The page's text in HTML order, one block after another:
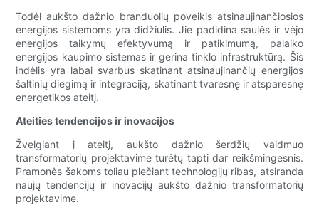
Todėl aukšto dažnio branduolių poveikis atsinaujinančiosios
energijos sistemoms yra didžiulis. Jie padidina saulės ir vėjo
energijos taikymų efektyvumą ir patikimumą, palaiko
energijos kaupimo sistemas ir gerina tinklo infrastruktūrą. Šis
indėlis yra labai svarbus skatinant atsinaujinančių energijos
šaltinių diegimą ir integraciją, skatinant tvaresnę ir atsparesnę
energetikos ateitį.
Ateities tendencijos ir inovacijos
Žvelgiant į ateitį, aukšto dažnio šerdžių vaidmuo
transformatorių projektavime turėtų tapti dar reikšmingesnis.
Pramonės šakoms toliau plečiant technologijų ribas, atsiranda
naujų tendencijų ir inovacijų aukšto dažnio transformatorių
projektavime.